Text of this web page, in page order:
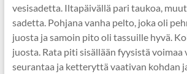
vesisadetta. Iltapäivällä pari taukoa,
sadetta. Pohjana vanha pelto, joka oli
juosta ja samoin pito oli tassuille hyvä.
juosta. Rata piti sisällään fyysistä voimaa
seurantaa ja ketteryttä vaativan kohdan